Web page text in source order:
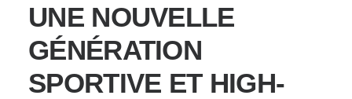
UNE NOUVELLE
GÉNÉRATION
SPORTIVE ET HIGH-